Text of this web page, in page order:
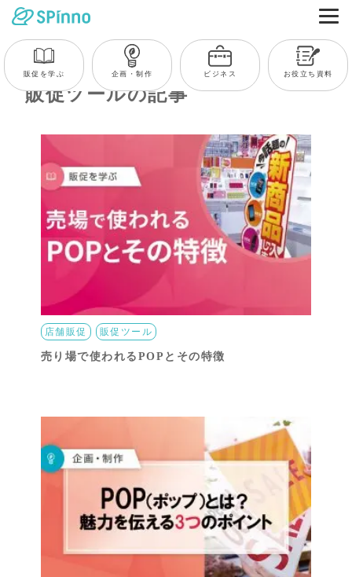
販促を学ぶ 企画・制作 ビジネス お役立ち資料
販促ツールの記事
店舗販促 販促ツール
売り場で使われるPOPとその特徴